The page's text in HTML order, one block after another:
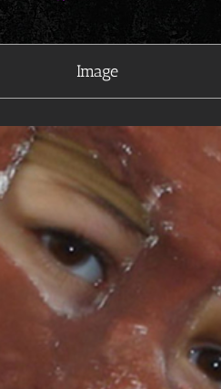
Image